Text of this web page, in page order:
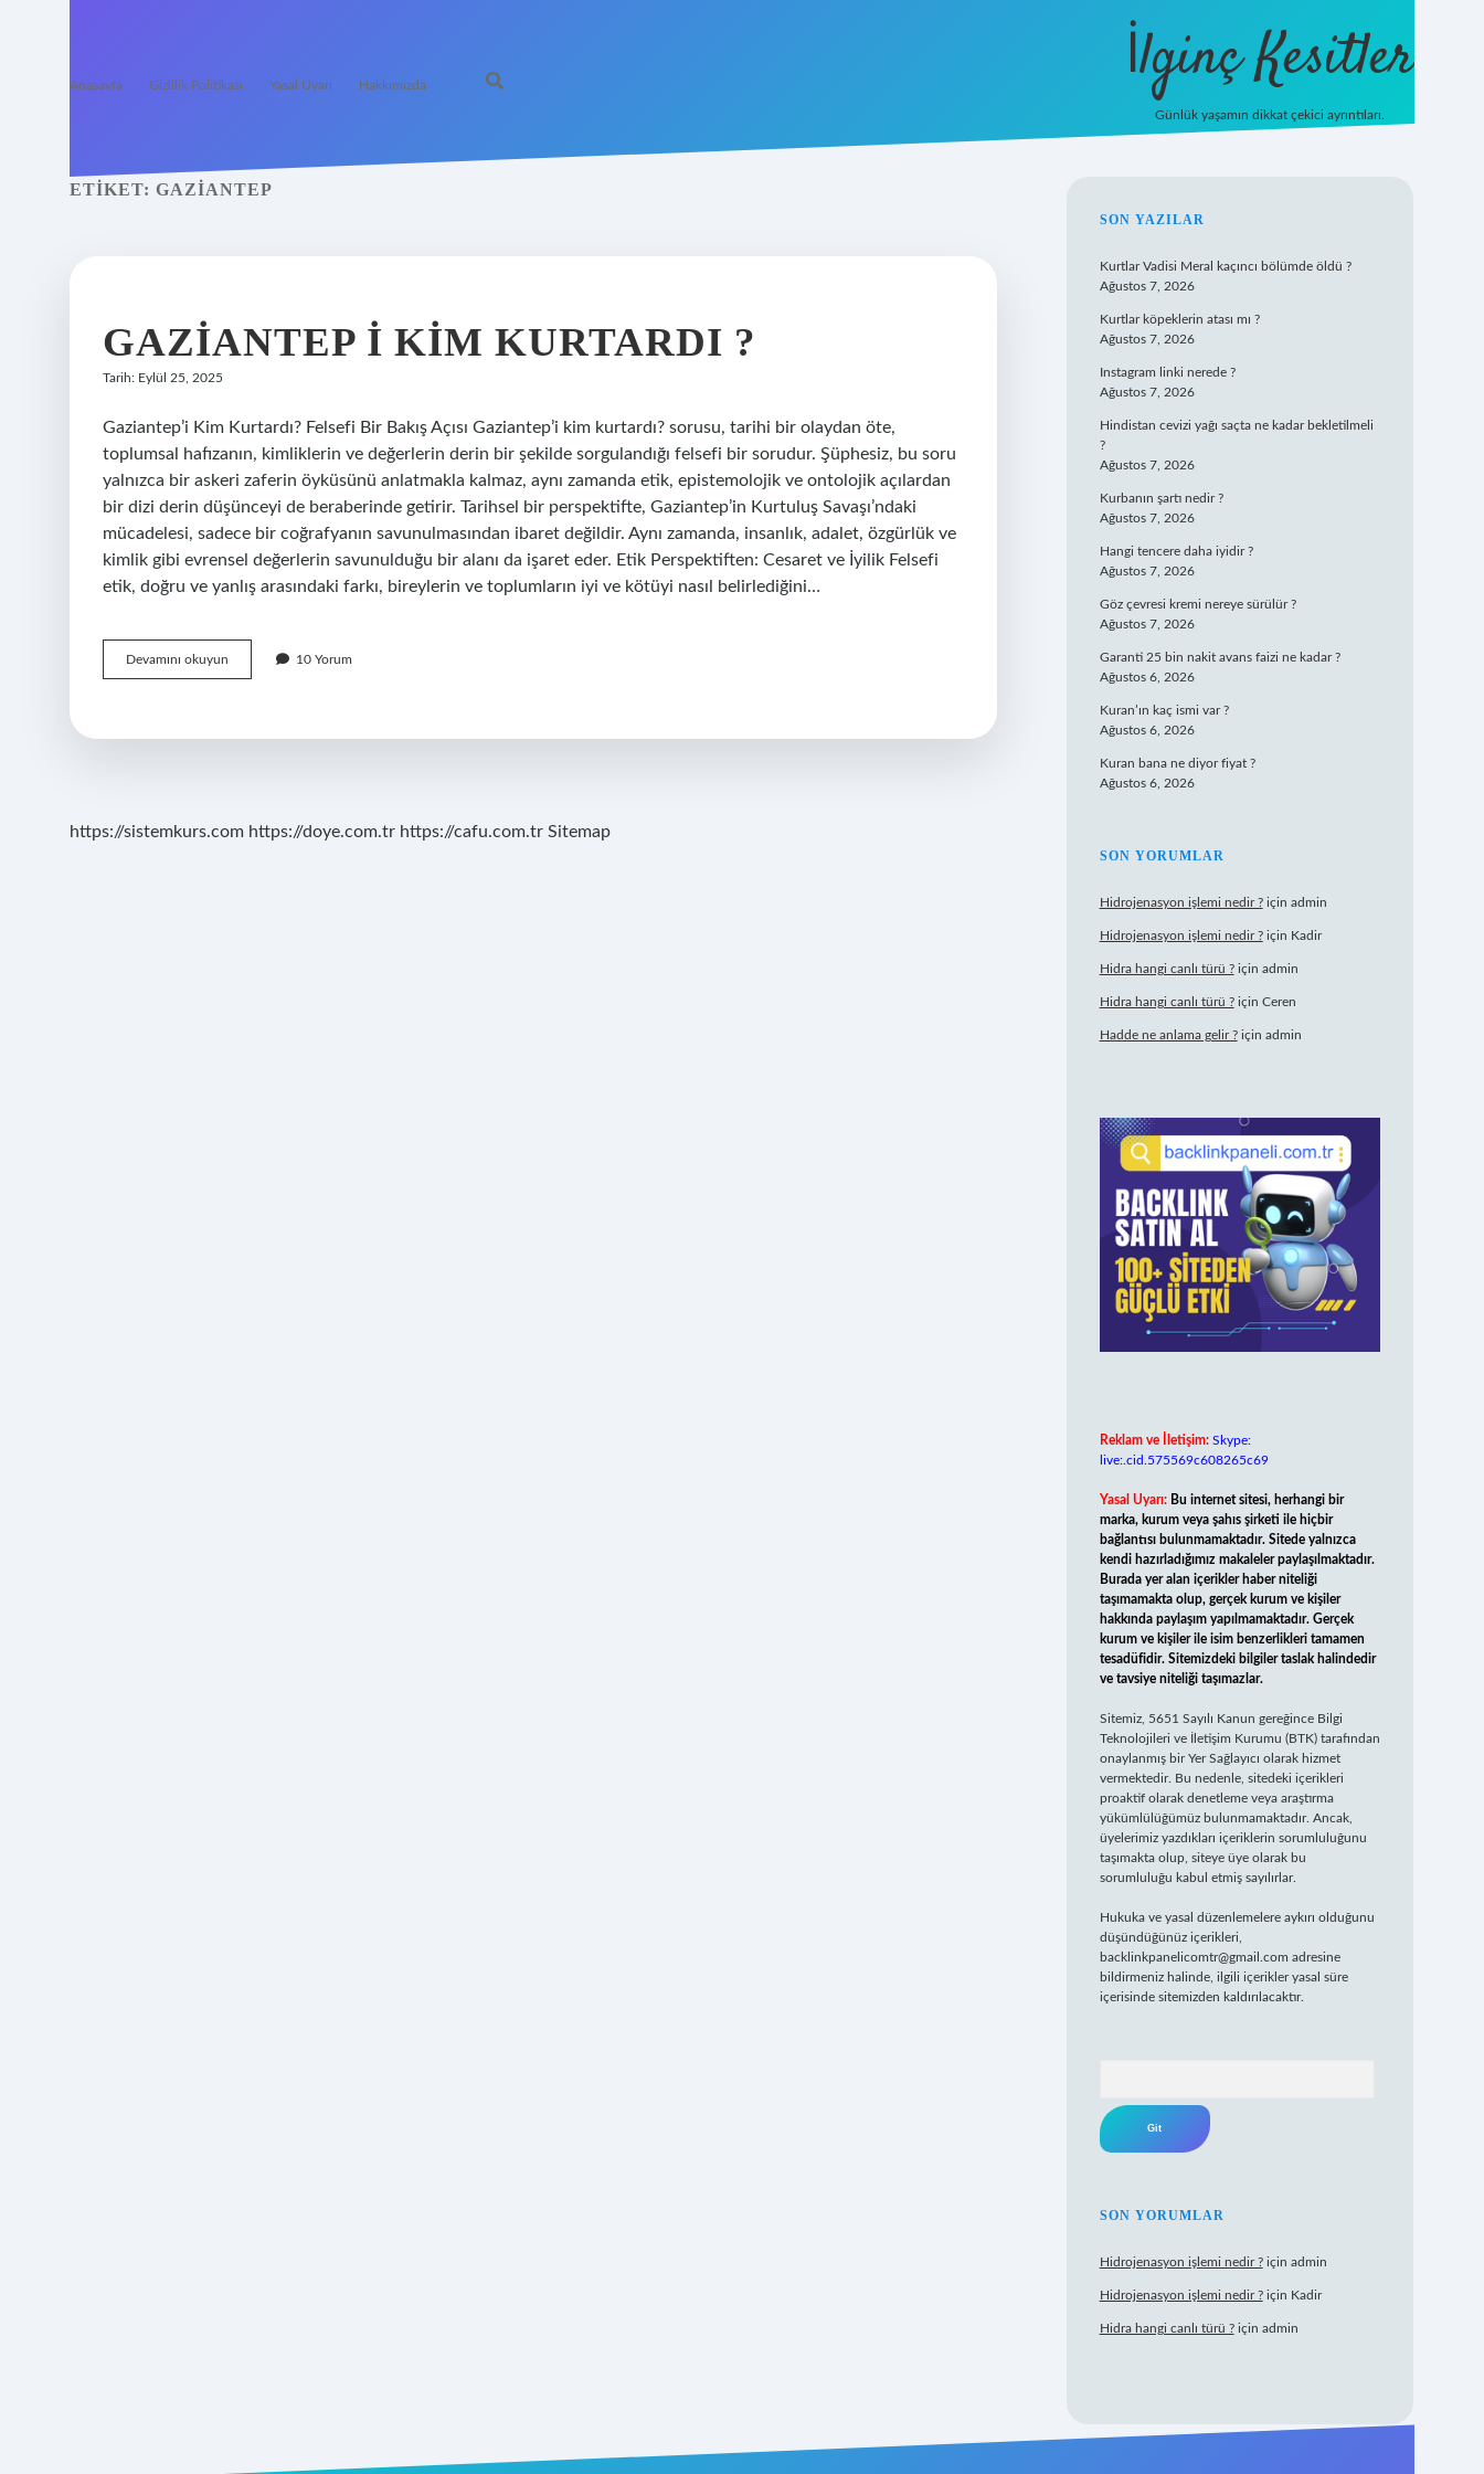
Anasayfa Gizlilik Politikası Yasal Uyarı Hakkımızda İlginç Kesitler
Günlük yaşamın dikkat çekici ayrıntıları.
ETIKET: GAZIANTEP
GAZIANTEP I KIM KURTARDI ?
Tarih: Eylül 25, 2025
Gaziantep’i Kim Kurtardı? Felsefi Bir Bakış Açısı Gaziantep’i kim kurtardı? sorusu, tarihi bir olaydan öte,
toplumsal hafızanın, kimliklerin ve değerlerin derin bir şekilde sorgulandığı felsefi bir sorudur. Şüphesiz, bu soru
yalnızca bir askeri zaferin öyküsünü anlatmakla kalmaz, aynı zamanda etik, epistemolojik ve ontolojik açılardan
bir dizi derin düşünceyi de beraberinde getirir. Tarihsel bir perspektifte, Gaziantep’in Kurtuluş Savaşı’ndaki
mücadelesi, sadece bir coğrafyanın savunulmasından ibaret değildir. Aynı zamanda, insanlık, adalet, özgürlük ve
kimlik gibi evrensel değerlerin savunulduğu bir alanı da işaret eder. Etik Perspektiften: Cesaret ve İyilik Felsefi
etik, doğru ve yanlış arasındaki farkı, bireylerin ve toplumların iyi ve kötüyi nasıl belirlediğini…
Devamını okuyun Gaziantep
i
?
10 Yorum
https://sistemkurs.com https://doye.com.tr https://cafu.com.tr Sitemap
SIDEBAR
SON YAZILAR
Kurtlar Vadisi Meral kaçıncı bölümde öldü ?
Ağustos 7, 2026
Kurtlar köpeklerin atası mı ?
Ağustos 7, 2026
Instagram linki nerede ?
Ağustos 7, 2026
Hindistan cevizi yağı saçta ne kadar bekletilmeli
?
Ağustos 7, 2026
Kurbanın şartı nedir ?
Ağustos 7, 2026
Hangi tencere daha iyidir ?
Ağustos 7, 2026
Göz çevresi kremi nereye sürülür ?
Ağustos 7, 2026
Garanti 25 bin nakit avans faizi ne kadar ?
Ağustos 6, 2026
Kuran’ın kaç ismi var ?
Ağustos 6, 2026
Kuran bana ne diyor fiyat ?
Ağustos 6, 2026
SON YORUMLAR
Hidrojenasyon işlemi nedir ?için admin
Hidrojenasyon işlemi nedir ?için Kadir
Hidra hangi canlı türü ?için admin
Hidra hangi canlı türü ?için Ceren
Hadde ne anlama gelir ?için admin
Reklam ve İletişim: Skype:
live:.cid.575569c608265c69
Yasal Uyarı: Bu internet sitesi, herhangi bir
marka, kurum veya şahıs şirketi ile hiçbir
bağlantısı bulunmamaktadır. Sitede yalnızca
kendi hazırladığımız makaleler paylaşılmaktadır.
Burada yer alan içerikler haber niteliği
taşımamakta olup, gerçek kurum ve kişiler
hakkında paylaşım yapılmamaktadır. Gerçek
kurum ve kişiler ile isim benzerlikleri tamamen
tesadüfidir. Sitemizdeki bilgiler taslak halindedir
ve tavsiye niteliği taşımazlar.
Sitemiz, 5651 Sayılı Kanun gereğince Bilgi
Teknolojileri ve İletişim Kurumu (BTK) tarafından
onaylanmış bir Yer Sağlayıcı olarak hizmet
vermektedir. Bu nedenle, sitedeki içerikleri
proaktif olarak denetleme veya araştırma
yükümlülüğümüz bulunmamaktadır. Ancak,
üyelerimiz yazdıkları içeriklerin sorumluluğunu
taşımakta olup, siteye üye olarak bu
sorumluluğu kabul etmiş sayılırlar.
Hukuka ve yasal düzenlemelere aykırı olduğunu
düşündüğünüz içerikleri,
backlinkpanelicomtr@gmail.com adresine
bildirmeniz halinde, ilgili içerikler yasal süre
içerisinde sitemizden kaldırılacaktır.
SON YORUMLAR
Hidrojenasyon işlemi nedir ?için admin
Hidrojenasyon işlemi nedir ?için Kadir
Hidra hangi canlı türü ?için admin